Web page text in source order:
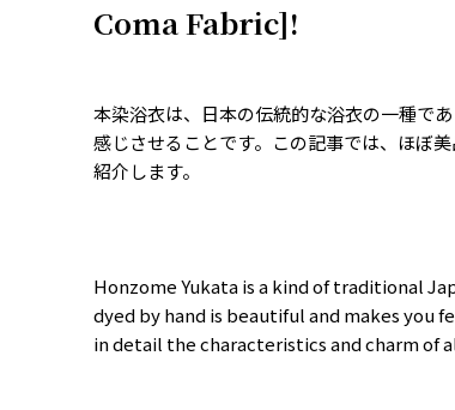
Coma Fabric]!
本染浴衣は、日本の伝統的な浴衣の一種で
感じさせることです。この記事では、ほぼ
紹介します。
Honzome Yukata is a kind of traditional
dyed by hand is beautiful and makes
in detail the characteristics and charm of